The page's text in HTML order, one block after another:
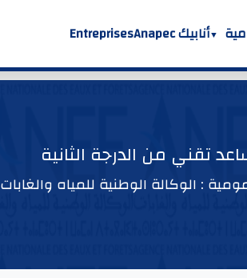
أنابيك Anapec Entreprises
تقني من الدرجة الثانية
: الوكالة الوطنية للمياه والغابات